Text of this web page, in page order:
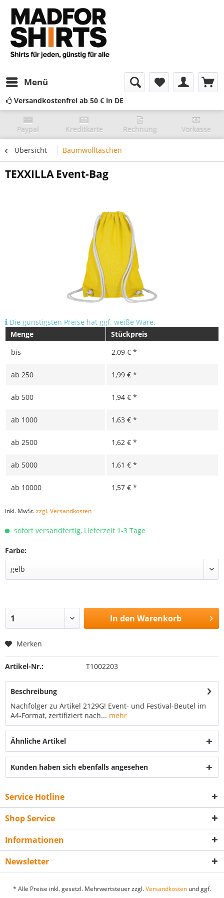
Menü
Versandkostenfrei ab 50 € in DE
Paypal Kreditkarte Rechnung Vorkasse
Übersicht Baumwolltaschen
TEXXILLA Event-Bag
Die günstigsten Preise hat ggf. weiße Ware.
Menge
Stückpreis
bis
2,09 € *
ab 250 1,99 € *
ab 500 1,94 € *
ab 1000 1,63 € *
ab 2500 1,62 € *
ab 5000 1,61 € *
ab 10000 1,57 € *
inkl. MwSt.zzgl. Versandkosten
sofort versandfertig, Lieferzeit 1-3 Tage
Farbe:
In den Warenkorb
Merken
Artikel-Nr.: T1002203
Beschreibung
Nachfolger zu Artikel 2129G! Event- und Festival-Beutel im
A4-Format, zertifiziert nach... mehr
Ähnliche Artikel
Kunden haben sich ebenfalls angesehen
Service Hotline
Shop Service
Informationen
Newsletter
* Alle Preise inkl. gesetzl. Mehrwertsteuer zzgl.Versandkosten und ggf.